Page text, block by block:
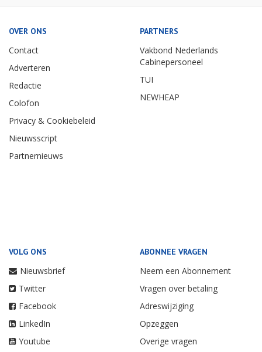
OVER ONS
Contact
Adverteren
Redactie
Colofon
Privacy & Cookiebeleid
Nieuwsscript
Partnernieuws
PARTNERS
Vakbond Nederlands
Cabinepersoneel
TUI
NEWHEAP
VOLG ONS
Nieuwsbrief
Twitter
Facebook
LinkedIn
Youtube
ABONNEE VRAGEN
Neem een Abonnement
Vragen over betaling
Adreswijziging
Opzeggen
Overige vragen